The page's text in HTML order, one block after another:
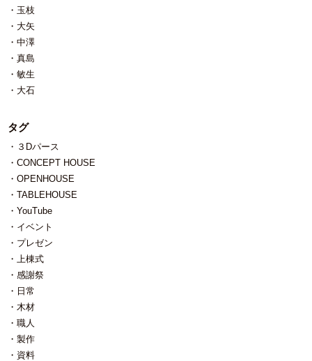
玉枝
大矢
中澤
真島
敏生
大石
タグ
３Dパース
CONCEPT HOUSE
OPENHOUSE
TABLEHOUSE
YouTube
イベント
プレゼン
上棟式
感謝祭
日常
木材
職人
製作
資料